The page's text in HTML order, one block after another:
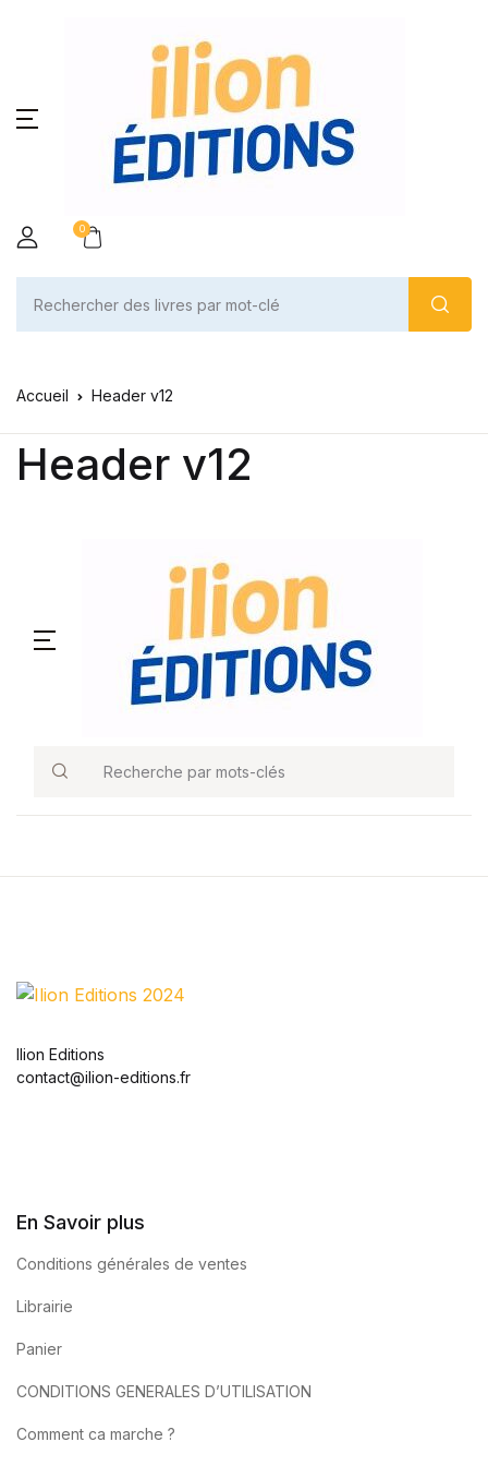
0
Accueil Header v12
Header v12
Recherche
Ilion Editions
contact@ilion-editions.fr
En Savoir plus
Conditions générales de ventes
Librairie
Panier
CONDITIONS GENERALES D’UTILISATION
Comment ca marche ?